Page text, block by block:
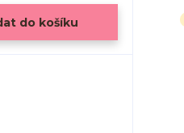
do košíku